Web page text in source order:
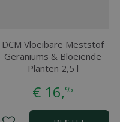
DCM Vloeibare Meststof
Geraniums & Bloeiende
Planten 2,5 l
€ 16,95